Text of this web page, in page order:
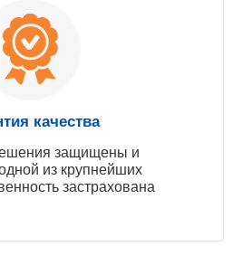
качества
защищены и
из крупнейших
застрахована